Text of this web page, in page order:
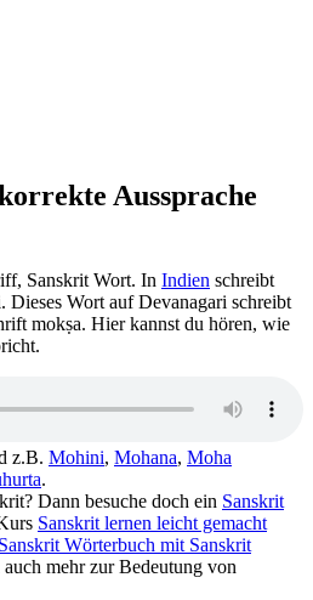
Aussprache
Sanskrit Wort. In Indien schreibt
Dieses Wort auf Devanagari schreibt
mokṣa. Hier kannst du hören, wie
z.B. Mohini, Mohana, Moha
.
Dann besuche doch ein Sanskrit
Sanskrit lernen leicht gemacht
Sanskrit Wörterbuch mit Sanskrit
mehr zur Bedeutung von